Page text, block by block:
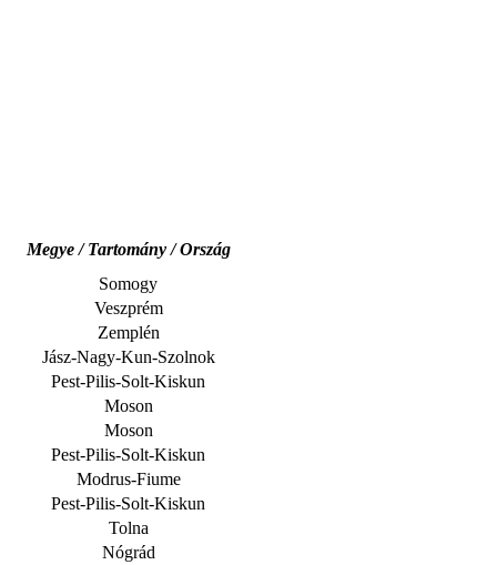
Megye / Tartomány / Ország
Somogy
Veszprém
Zemplén
Jász-Nagy-Kun-Szolnok
Pest-Pilis-Solt-Kiskun
Moson
Moson
Pest-Pilis-Solt-Kiskun
Modrus-Fiume
Pest-Pilis-Solt-Kiskun
Tolna
Nógrád